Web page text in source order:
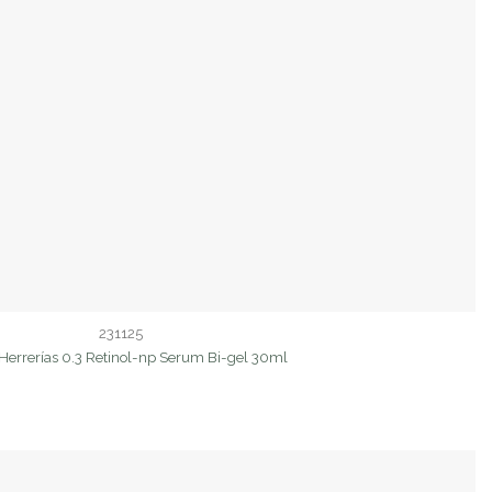
231125
0.3 Retinol-np Serum Bi-gel 30ml